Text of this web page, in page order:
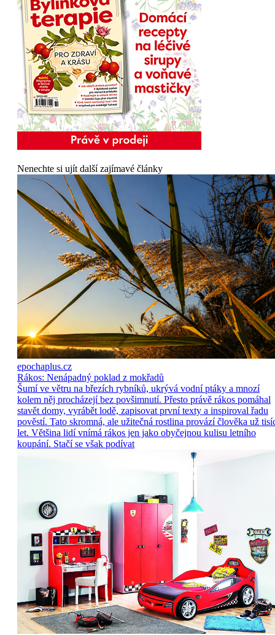
Nenechte si ujít další zajímavé články
epochaplus.cz
Rákos: Nenápadný poklad z mokřadů
Šumí ve větru na březích rybníků, ukrývá vodní ptáky a mnozí
kolem něj procházejí bez povšimnutí. Přesto právě rákos pomáhal
stavět domy, vyrábět lodě, zapisovat první texty a inspiroval řadu
pověstí. Tato skromná, ale užitečná rostlina provází člověka už
let. Většina lidí vnímá rákos jen jako obyčejnou kulisu letního
koupání. Stačí se však podívat